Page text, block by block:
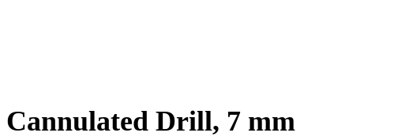
Cannulated Drill, 7 mm